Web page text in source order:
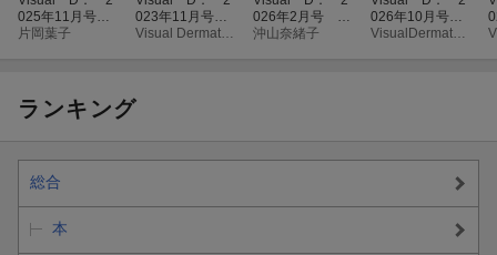
025年11月号 V
ol．24 No．11
片岡葉子
023年11月号 V
ol．22 No．11
026年2月号 Vo
l．25 No．2
沖山奈緒子
026年10月号 V
ol．25 No．10
ランキング
総合
本